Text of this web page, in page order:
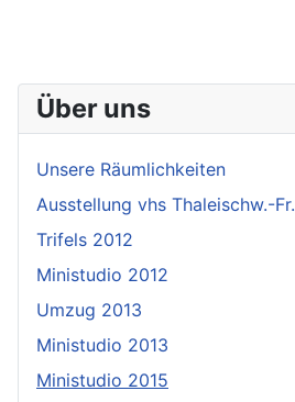
Über uns
Unsere Räumlichkeiten
Ausstellung vhs Thaleischw.-Fr.
Trifels 2012
Ministudio 2012
Umzug 2013
Ministudio 2013
Ministudio 2015